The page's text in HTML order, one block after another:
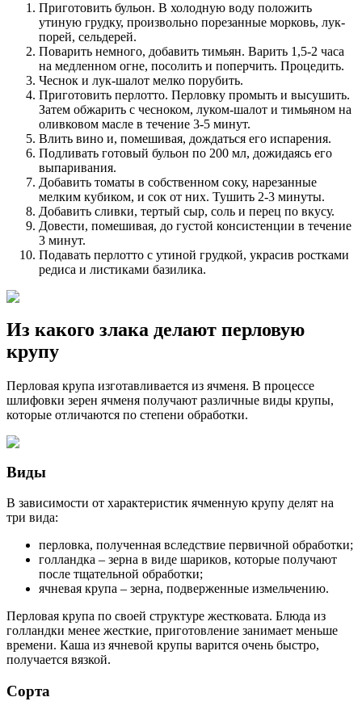
Приготовить бульон. В холодную воду положить
утиную грудку, произвольно порезанные морковь, лук-
порей, сельдерей.
Поварить немного, добавить тимьян. Варить 1,5-2 часа
на медленном огне, посолить и поперчить. Процедить.
Чеснок и лук-шалот мелко порубить.
Приготовить перлотто. Перловку промыть и высушить.
Затем обжарить с чесноком, луком-шалот и тимьяном на
оливковом масле в течение 3-5 минут.
Влить вино и, помешивая, дождаться его испарения.
Подливать готовый бульон по 200 мл, дожидаясь его
выпаривания.
Добавить томаты в собственном соку, нарезанные
мелким кубиком, и сок от них. Тушить 2-3 минуты.
Добавить сливки, тертый сыр, соль и перец по вкусу.
Довести, помешивая, до густой консистенции в течение
3 минут.
Подавать перлотто с утиной грудкой, украсив ростками
редиса и листиками базилика.
Из какого злака делают перловую
крупу
Перловая крупа изготавливается из ячменя. В процессе
шлифовки зерен ячменя получают различные виды крупы,
которые отличаются по степени обработки.
Виды
В зависимости от характеристик ячменную крупу делят на
три вида:
перловка, полученная вследствие первичной обработки;
голландка – зерна в виде шариков, которые получают
после тщательной обработки;
ячневая крупа – зерна, подверженные измельчению.
Перловая крупа по своей структуре жестковата. Блюда из
голландки менее жесткие, приготовление занимает меньше
времени. Каша из ячневой крупы варится очень быстро,
получается вязкой.
Сорта